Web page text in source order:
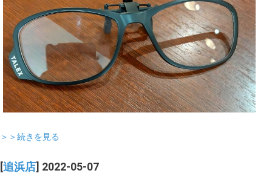
＞＞続きを見る
追浜店 ] 2022-05-07